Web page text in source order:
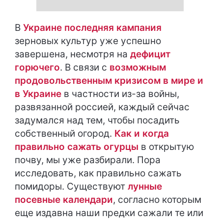
В Украине последняя кампания
зерновых культур уже успешно
завершена, несмотря на дефицит
горючего. В связи с возможным
продовольственным кризисом в мире и
в Украине в частности из-за войны,
развязанной россией, каждый сейчас
задумался над тем, чтобы посадить
собственный огород. Как и когда
правильно сажать огурцы в открытую
почву, мы уже разбирали. Пора
исследовать, как правильно сажать
помидоры. Существуют лунные
посевные календари, согласно которым
еще издавна наши предки сажали те или